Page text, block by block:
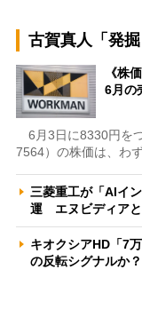
古賀真人「発掘
《株
6月の
6月3日に8330円を
7564）の株価は、わ
三菱重工が「AIイ
運 エヌビディア
キオクシアHD「7
の反転シグナルか